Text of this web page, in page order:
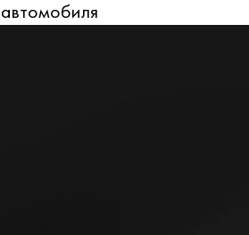
автомобиля